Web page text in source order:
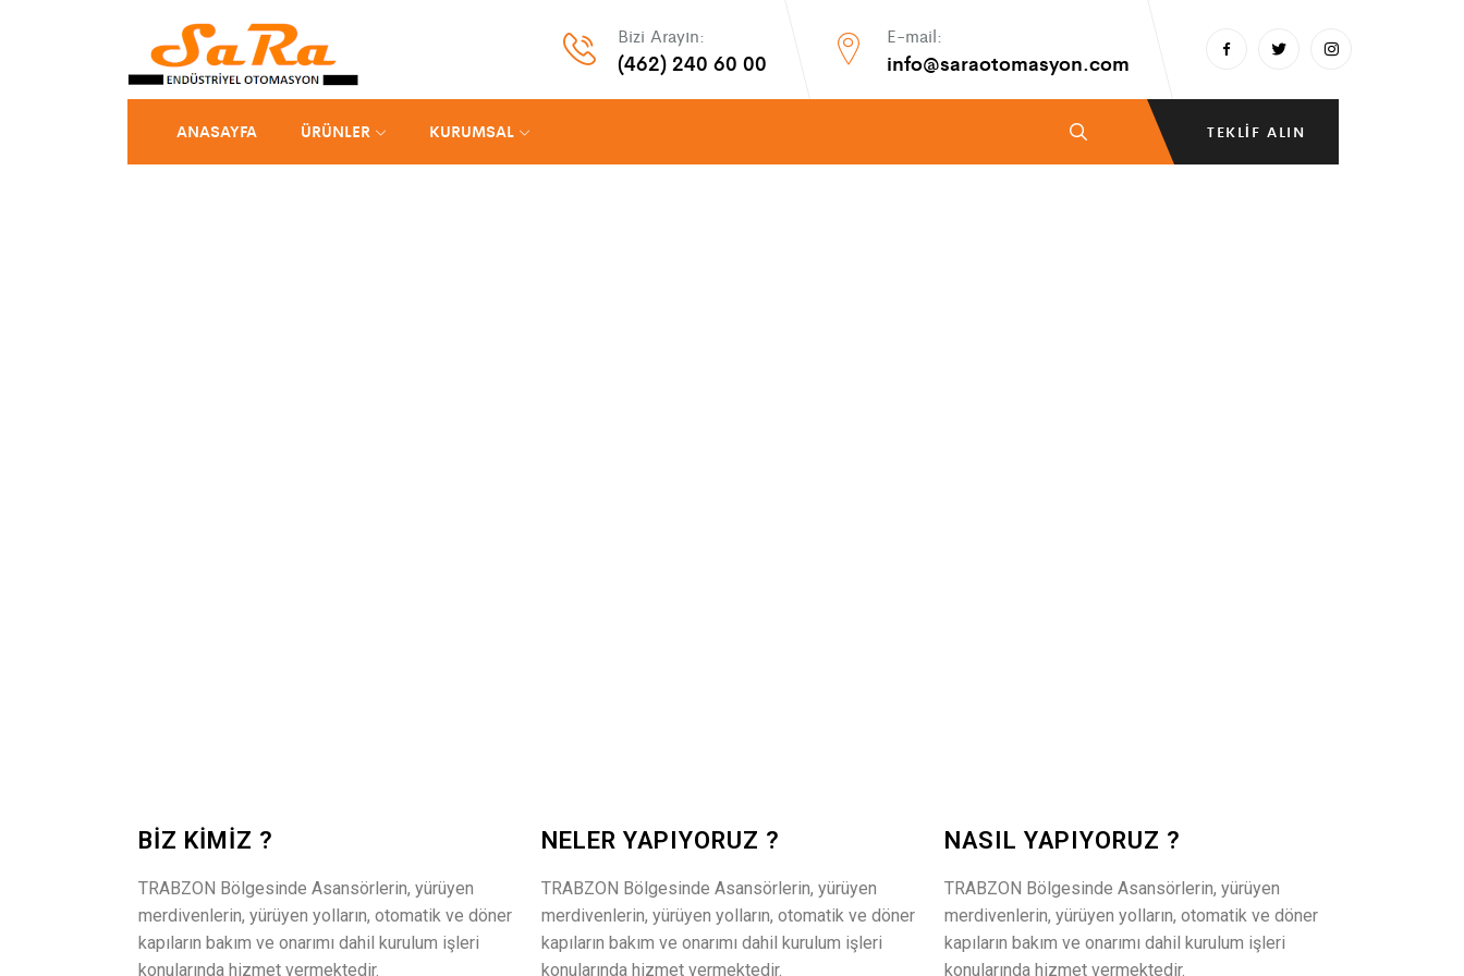
Bizi Arayın:
(462) 240 60 00
E-mail:
info@saraotomasyon.com
ANASAYFA ÜRÜNLER KURUMSAL TEKLIF ALIN
BIZ KIMIZ ?
TRABZON Bölgesinde Asansörlerin, yürüyen
merdivenlerin, yürüyen yolların, otomatik ve döner
kapıların bakım ve onarımı dahil kurulum işleri
konularında hizmet vermektedir.
NELER YAPIYORUZ ?
TRABZON Bölgesinde Asansörlerin, yürüyen
merdivenlerin, yürüyen yolların, otomatik ve döner
kapıların bakım ve onarımı dahil kurulum işleri
konularında hizmet vermektedir.
NASIL YAPIYORUZ ?
TRABZON Bölgesinde Asansörlerin, yürüyen
merdivenlerin, yürüyen yolların, otomatik ve döner
kapıların bakım ve onarımı dahil kurulum işleri
konularında hizmet vermektedir.